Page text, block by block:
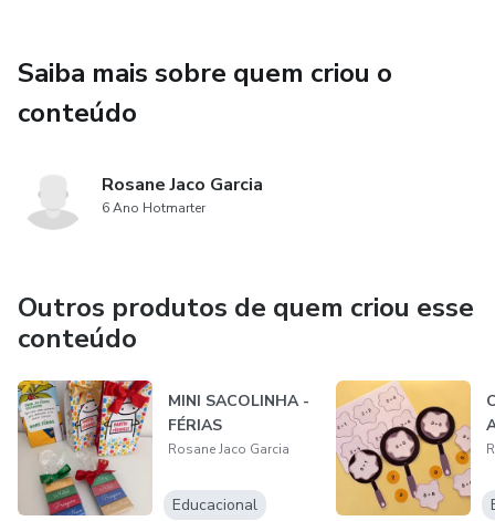
Saiba mais sobre quem criou o
conteúdo
Rosane Jaco Garcia
6 Ano Hotmarter
Outros produtos de quem criou esse
conteúdo
MINI SACOLINHA -
FÉRIAS
Rosane Jaco Garcia
Educacional